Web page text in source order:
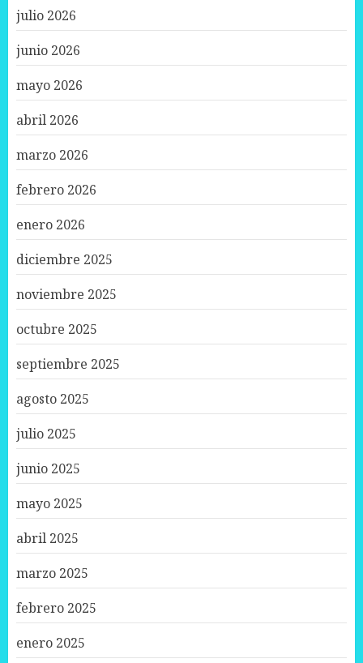
julio 2026
junio 2026
mayo 2026
abril 2026
marzo 2026
febrero 2026
enero 2026
diciembre 2025
noviembre 2025
octubre 2025
septiembre 2025
agosto 2025
julio 2025
junio 2025
mayo 2025
abril 2025
marzo 2025
febrero 2025
enero 2025